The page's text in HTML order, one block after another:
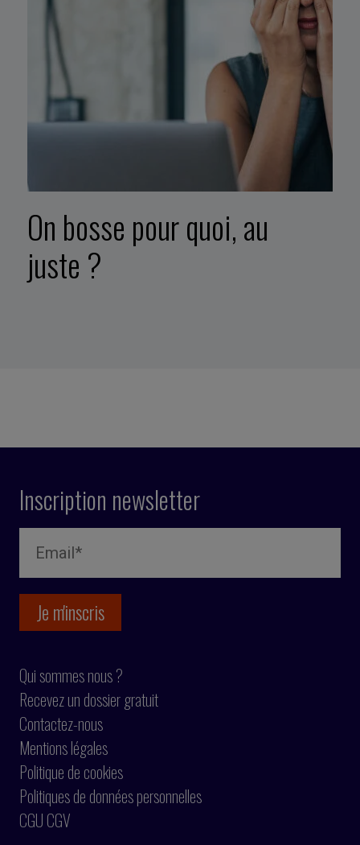
On bosse pour quoi, au
juste ?
Inscription newsletter
Qui sommes nous ?
Recevez un dossier gratuit
Contactez-nous
Mentions légales
Politique de cookies
Politiques de données personnelles
CGU CGV